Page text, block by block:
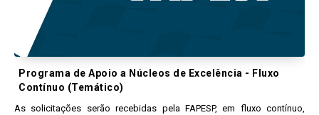
Programa de Apoio a Núcleos de Excelência - Fluxo
Contínuo (Temático)
As solicitações serão recebidas pela FAPESP, em fluxo contínuo,